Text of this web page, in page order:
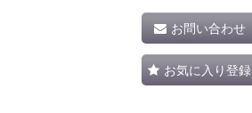
お問い合わせ
お気に入り登録